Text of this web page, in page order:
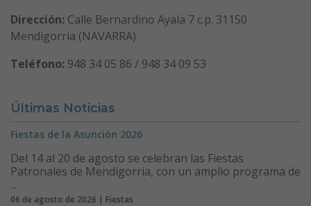
Dirección: Calle Bernardino Ayala 7 c.p. 31150
Mendigorria (NAVARRA)
Teléfono: 948 34 05 86 / 948 34 09 53
Últimas Noticias
Fiestas de la Asunción 2026
Del 14 al 20 de agosto se celebran las Fiestas
Patronales de Mendigorria, con un amplio programa de
...
06 de agosto de 2026 | Fiestas